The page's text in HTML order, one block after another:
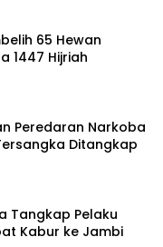
65 Hewan
1447 Hijriah
Peredaran Narkoba
Ditangkap
Tangkap Pelaku
Kabur ke Jambi